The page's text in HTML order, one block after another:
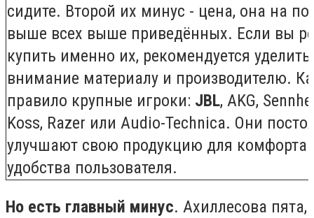
сидите. Второй их минус - цена, она на
выше всех выше приведённых. Если вы
купить именно их, рекомендуется уделить
внимание материалу и производителю.
правило крупные игроки: JBL, AKG,
Koss, Razer или Audio-Technica. Они
улучшают свою продукцию для комфорта
удобства пользователя.
Но есть главный минус. Ахиллесова пята,